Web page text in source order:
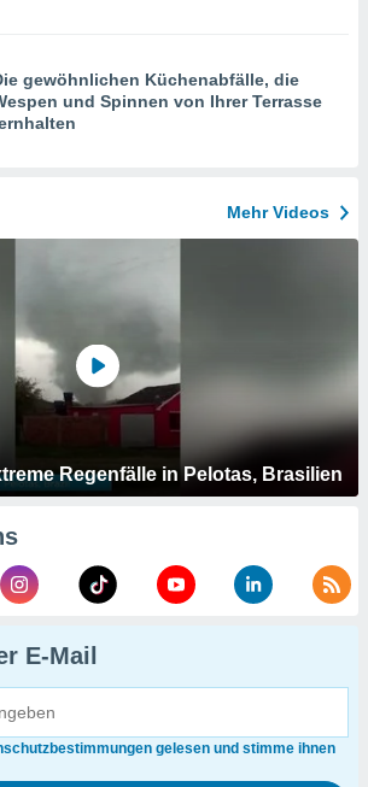
gewöhnlichen Küchenabfälle, die
und Spinnen von Ihrer Terrasse
Mehr Videos
Regenfälle in Pelotas, Brasilien
E-Mail
gelesen und stimme ihnen